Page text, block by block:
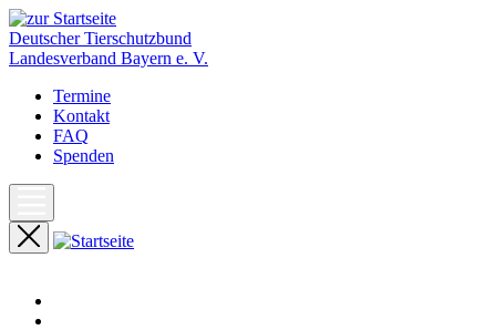
Deutscher Tierschutzbund
Landesverband Bayern e. V.
Termine
Kontakt
FAQ
Spenden